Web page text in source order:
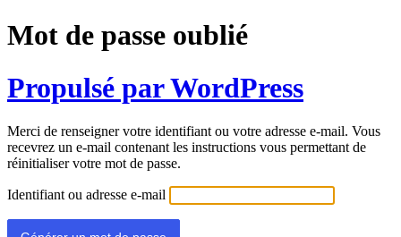
Mot de passe oublié
Propulsé par WordPress
Merci de renseigner votre identifiant ou votre adresse e-mail. Vous
recevrez un e-mail contenant les instructions vous permettant de
réinitialiser votre mot de passe.
Identifiant ou adresse e-mail